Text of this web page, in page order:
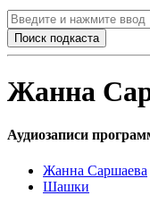
Жанна
Аудиозаписи
Жанна Саршаева
Шашки